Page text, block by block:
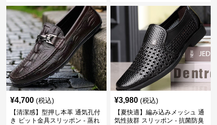
い 営業
¥4,700 (税込)
【清潔感】型押し本革 通気孔付
き ビット金具スリッポン - 蒸れ
¥3,980 (税込)
【夏快適】編み込みメッシュ 通
気性抜群 スリッポン - 抗菌防臭